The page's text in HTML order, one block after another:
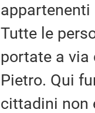
appartenenti
Tutte le
portate a via
Pietro. Qui
cittadini non